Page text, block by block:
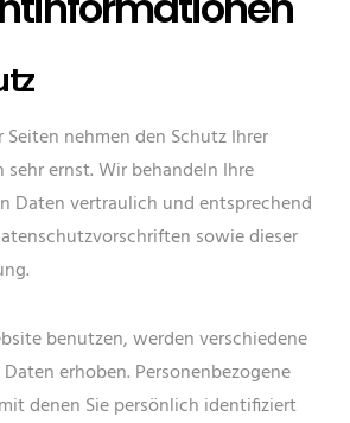
Seiten nehmen den Schutz Ihrer
ernst. Wir behandeln Ihre
Daten vertraulich und entsprechend
sowie dieser
benutzen, werden verschiedene
erhoben. Personenbezogene
denen Sie persönlich identifiziert